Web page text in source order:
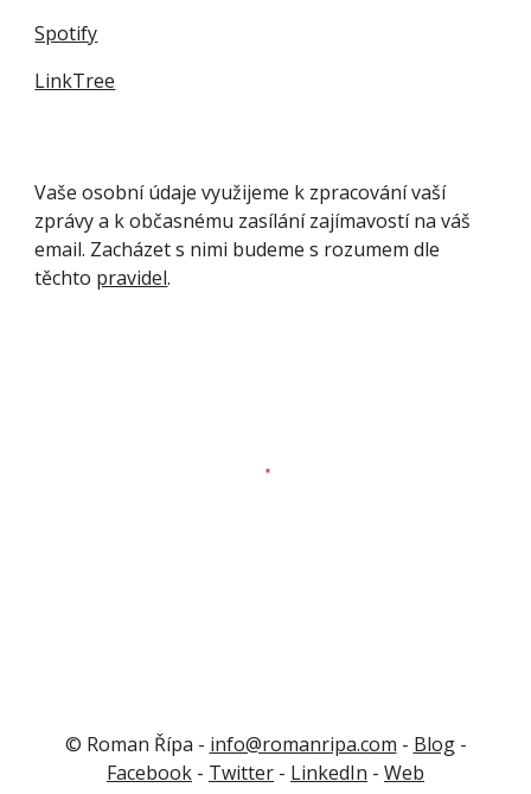
Spotify
LinkTree
Vaše osobní údaje využijeme k zpracování vaší
zprávy a k občasnému zasílání zajímavostí na váš
email. Zacházet s nimi budeme s rozumem dle
těchto pravidel.
© Roman Řípa - info@romanripa.com - Blog-
Facebook - Twitter - LinkedIn - Web